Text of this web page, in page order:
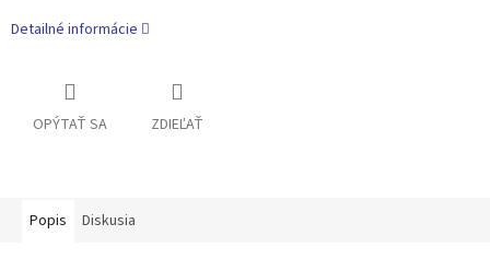
Detailné informácie
OPÝTAŤ SA ZDIEĽAŤ
Popis Diskusia